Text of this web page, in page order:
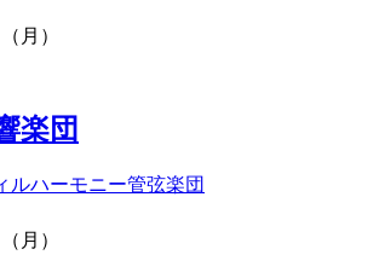
月）
楽団
月）